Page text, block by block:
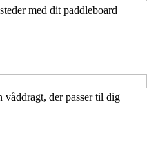
med dit paddleboard
der passer til dig